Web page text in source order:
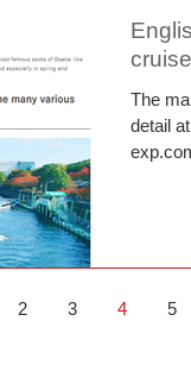
The
detail
2 3 4 5